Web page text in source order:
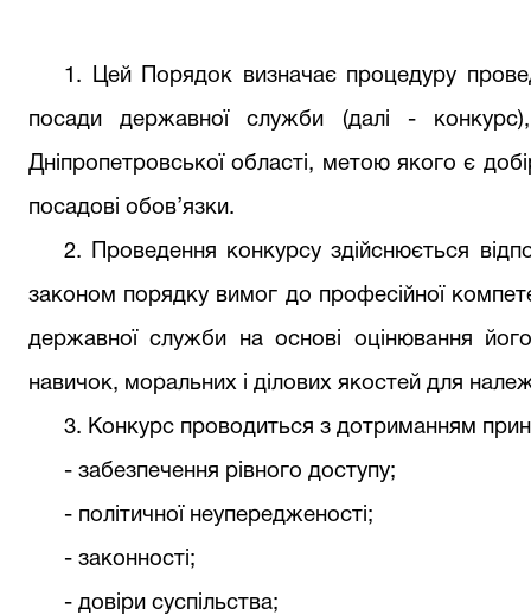
1. Цей Порядок визначає процедуру
посади державної служби (далі -
Дніпропетровської області, метою якого є
посадові обов’язки.
2. Проведення конкурсу здійснюється
законом порядку вимог до професійної
державної служби на основі оцінювання
навичок, моральних і ділових якостей для
3. Конкурс проводиться з дотриманням
- забезпечення рівного доступу;
- політичної неупередженості;
- законності;
- довіри суспільства;